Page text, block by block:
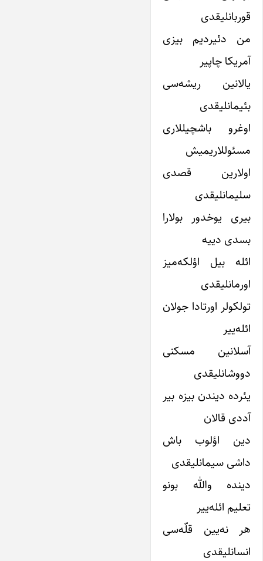
قوربانلیقدی
من دئیردیم بیزی
آمریکا چاپیر
یالانین ریشه‌سی
بئیمانلیقدی
اوغرو باشچیللاری
مسئوللاریمیش
اولارین قصدی
سلیمانلیقدی
بیری یوخدور بولارا
بسدی دییه
ائله بیل اؤلکه‌میز
اورمانلیقدی
تولکولر اورتادا جولان
ائله‌ییر
آسلانین مسکنی
دووشانلیقدی
یئرده دیندن بیزه بیر
آددی قالان
دین اؤلوب باش
داشی سیمانلیقدی
دینده والله بونو
تعلیم ائله‌ییر
هر نه‌یین قلّه‌سی
انسانلیقدی